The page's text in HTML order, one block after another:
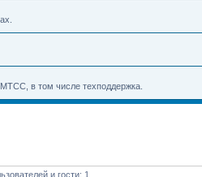
в том числе техподдержка.
и гости: 1